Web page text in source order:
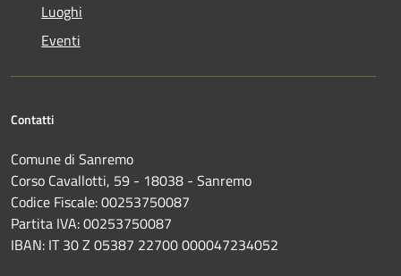
Luoghi
Eventi
Contatti
Comune di Sanremo
Corso Cavallotti, 59 - 18038 - Sanremo
Codice Fiscale: 00253750087
Partita IVA: 00253750087
IBAN: IT 30 Z 05387 22700 000047234052